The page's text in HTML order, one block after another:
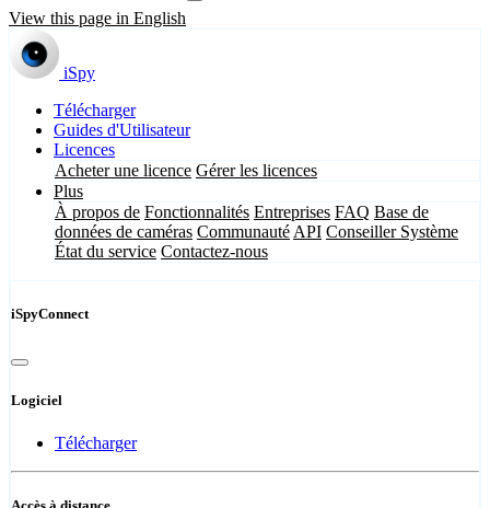
View this page in English
iSpy
Télécharger
Guides d'Utilisateur
Licences
Acheter une licence Gérer les licences
Plus
À propos de Fonctionnalités Entreprises FAQ Base de
données de caméras Communauté API Conseiller Système
État du service Contactez-nous
iSpyConnect
Logiciel
Télécharger